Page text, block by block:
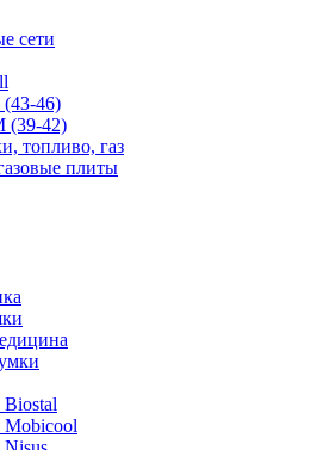
сети
(43-46)
(39-42)
топливо, газ
плиты